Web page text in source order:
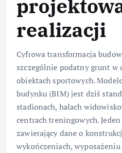
realizacji
Cyfrowa transformacja
szczególnie podatny grunt w
obiektach sportowych.
budynku (BIM) jest dziś
stadionach, halach
centrach treningowych.
zawierający dane o
wykończeniach,